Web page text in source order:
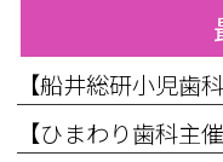
【ひまわり歯科主